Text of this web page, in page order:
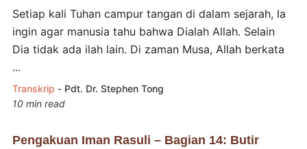
Setiap kali Tuhan campur tangan di dalam sejarah, Ia
ingin agar manusia tahu bahwa Dialah Allah. Selain
Dia tidak ada ilah lain. Di zaman Musa, Allah berkata
...
Transkrip - Pdt. Dr. Stephen Tong
10 min read
Pengakuan Iman Rasuli – Bagian 14: Butir